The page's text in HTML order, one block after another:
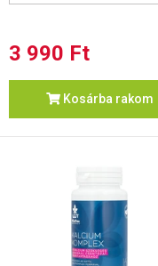
3 990 Ft
Kosárba rakom